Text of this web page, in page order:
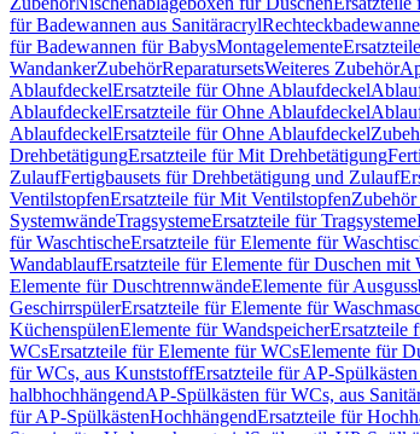
für Badewannen aus Sanitäracryl
für Badewannen für BabysMontagelemente
WandankerZubehörReparatursetsWeiteres Zubehör
AblaufdeckelErsatzteile für Ohne Ablaufdeckel
AblaufdeckelErsatzteile für Ohne Ablaufdeckel
AblaufdeckelErsatzteile für Ohne Ablaufdeckel
DrehbetätigungErsatzteile für Mit Drehbetätigung
ZulaufFertigbausets für Drehbetätigung und Zulauf
VentilstopfenErsatzteile für Mit Ventilstopfen
SystemwändeTragsystemeErsatzteile für Tragsysteme
für WaschtischeErsatzteile für Elemente für
WandablaufErsatzteile für Elemente für Duschen mit
Elemente für DuschtrennwändeElemente für
GeschirrspülerErsatzteile für Elemente für
KüchenspülenElemente für WandspeicherErsatzteile
WCsErsatzteile für Elemente für WCsElemente für
für WCs, aus KunststoffErsatzteile für AP-
halbhochhängendAP-Spülkästen für WCs, aus
für AP-SpülkästenHochhängendErsatzteile für